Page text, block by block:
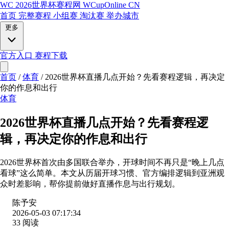
WC 2026世界杯赛程网 WCupOnline CN
首页 完整赛程 小组赛 淘汰赛 举办城市
更多
官方入口 赛程下载
首页 / 体育 / 2026世界杯直播几点开始？先看赛程逻辑，再决定
你的作息和出行
体育
2026世界杯直播几点开始？先看赛程逻
辑，再决定你的作息和出行
2026世界杯首次由多国联合举办，开球时间不再只是“晚上几点
看球”这么简单。本文从历届开球习惯、官方编排逻辑到亚洲观
众时差影响，帮你提前做好直播作息与出行规划。
陈予安
2026-05-03 07:17:34
33 阅读